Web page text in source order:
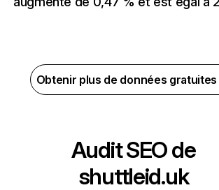
Obtenir plus de données
Audit SEO de
shuttleid.uk